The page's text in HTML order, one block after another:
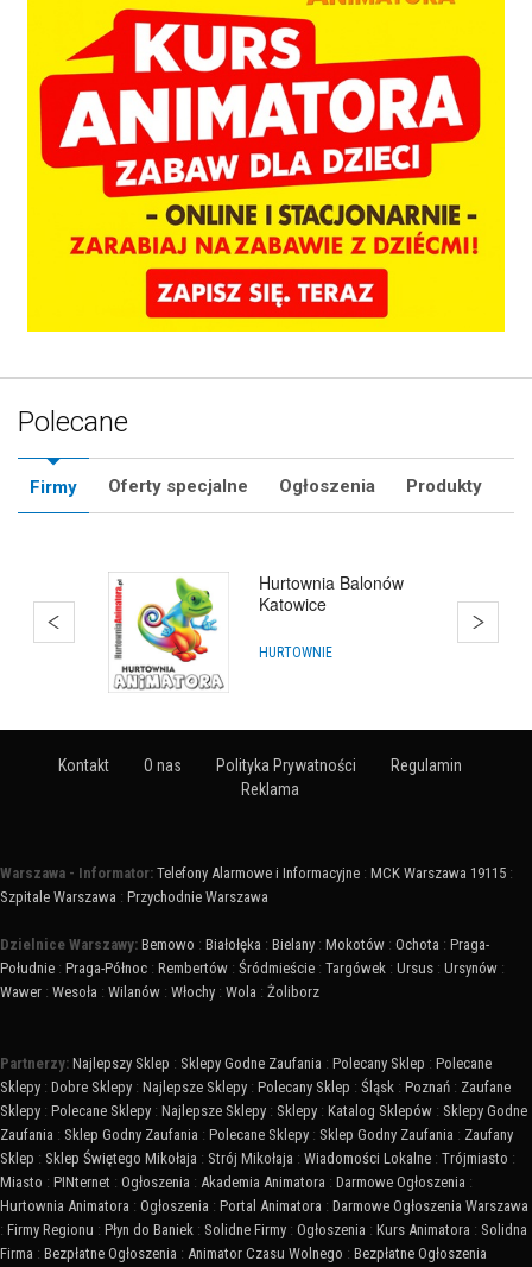
Polecane
Firmy Oferty specjalne Ogłoszenia Produkty
Balony
HURTOWNIE
Kontakt O nas Polityka Prywatności
Regulamin
Reklama
Warszawa - Informator: Telefony Alarmowe i Informacyjne : MCK Warszawa 19115 :
Szpitale Warszawa : Przychodnie Warszawa
Dzielnice Warszawy: Bemowo : Białołęka : Bielany : Mokotów : Ochota : Praga-
Południe : Praga-Północ : Rembertów : Śródmieście : Targówek : Ursus : Ursynów :
Wawer : Wesoła : Wilanów : Włochy : Wola : Żoliborz
Partnerzy: Najlepszy Sklep : Sklepy Godne Zaufania : Polecany Sklep : Polecane
Sklepy : Dobre Sklepy : Najlepsze Sklepy : Polecany Sklep : Śląsk : Poznań : Zaufane
Sklepy : Polecane Sklepy : Najlepsze Sklepy : Sklepy : Katalog Sklepów : Sklepy Godne
Zaufania : Sklep Godny Zaufania : Polecane Sklepy : Sklep Godny Zaufania : Zaufany
Sklep : Sklep Świętego Mikołaja : Strój Mikołaja : Wiadomości Lokalne : Trójmiasto :
Miasto : PINternet : Ogłoszenia : Akademia Animatora : Darmowe Ogłoszenia :
Hurtownia Animatora : Ogłoszenia : Portal Animatora : Darmowe Ogłoszenia Warszawa
: Firmy Regionu : Płyn do Baniek : Solidne Firmy : Ogłoszenia : Kurs Animatora : Solidna
Firma : Bezpłatne Ogłoszenia : Animator Czasu Wolnego : Bezpłatne Ogłoszenia